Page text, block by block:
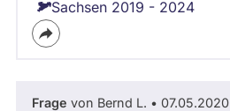
Virus
Sachsen 2019 - 2024
Frage von Bernd L. • 07.05.2020